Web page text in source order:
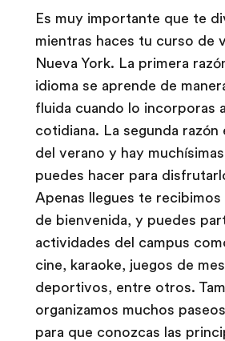
Es muy importante que te
mientras haces tu curso de
Nueva York. La primera
idioma se aprende de
fluida cuando lo incorporas
cotidiana. La segunda razón
del verano y hay
puedes hacer para
Apenas llegues te
de bienvenida, y puedes
actividades del campus
cine, karaoke, juegos de
deportivos, entre otros.
organizamos muchos
para que conozcas las